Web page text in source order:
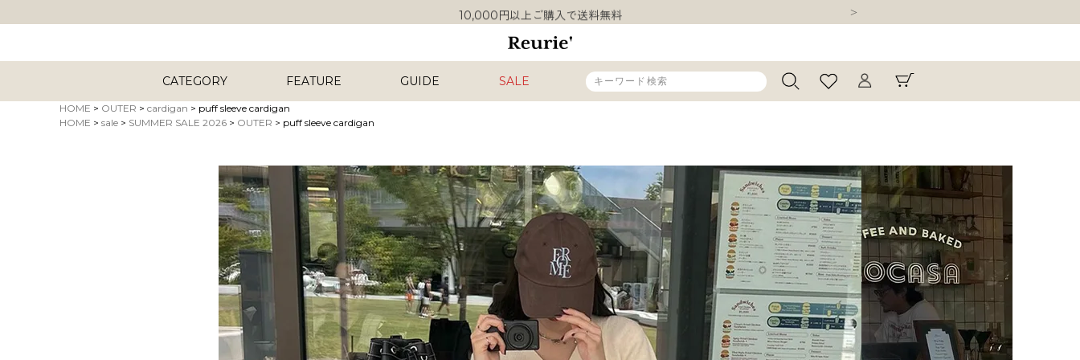
10,000円以上ご購入で送料無料
類似ブランド・他社ショップ様との誤認知に関するお願い
10,000円以上ご購入で送料無料
CATEGORY
FEATURE GUIDE SALE
再入荷
SALE
商品タイプ
ORIGINAL HIT ITEM
カラー
HOME OUTER cardigan
puff sleeve cardigan
HOME
sale SUMMER SALE 2026 OUTER puff sleeve cardigan